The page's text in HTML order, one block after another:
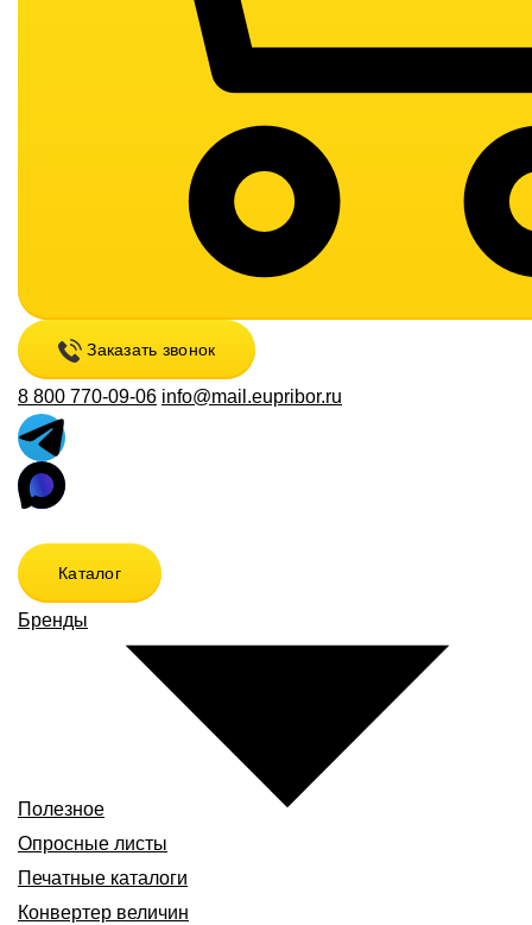
Заказать звонок
8 800 770-09-06 info@mail.eupribor.ru
Каталог
Бренды
Полезное
Опросные листы
Печатные каталоги
Конвертер величин